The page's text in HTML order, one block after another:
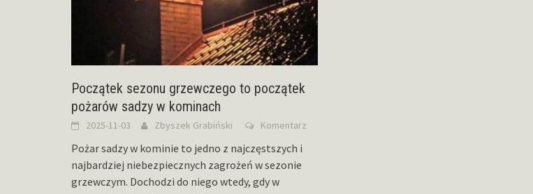
Początek sezonu grzewczego to początek
pożarów sadzy w kominach
2025-11-03 Zbyszek Grabiński Komentarz
Pożar sadzy w kominie to jedno z najczęstszych i
najbardziej niebezpiecznych zagrożeń w sezonie
grzewczym. Dochodzi do niego wtedy, gdy w